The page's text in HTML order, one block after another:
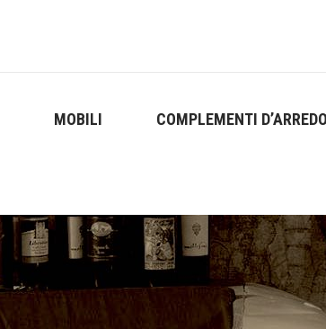
MOBILI COMPLEMENTI D’ARREDO